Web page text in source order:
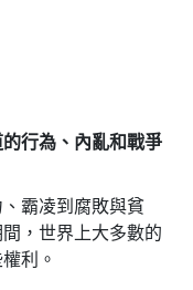
行為、內亂和戰爭
霸凌到腐敗與貧
，世界上大多數的
利。